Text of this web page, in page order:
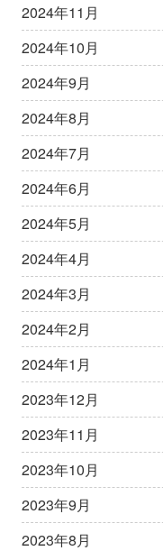
2024年11月
2024年10月
2024年9月
2024年8月
2024年7月
2024年6月
2024年5月
2024年4月
2024年3月
2024年2月
2024年1月
2023年12月
2023年11月
2023年10月
2023年9月
2023年8月